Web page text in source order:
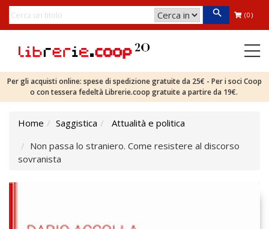
(0)
Per gli acquisti online: spese di spedizione gratuite da 25€ - Per i soci Coop
o con tessera fedeltà Librerie.coop gratuite a partire da 19€.
Home Saggistica
Attualità e politica
Non passa lo straniero. Come resistere al discorso
sovranista